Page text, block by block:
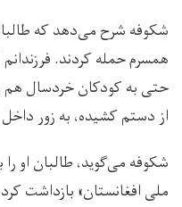
شکوفه شرح می‌دهد که
همسرم حمله کردند.
حتی به کودکان خردسال هم
از دستم کشیده، به زور داخل
شکوفه می‌گوید، طالبان او
ملی افغانستان» بازداشت